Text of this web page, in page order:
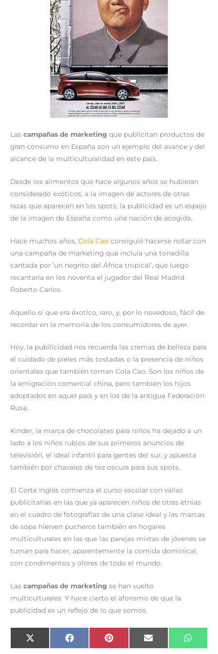
t
Lascampañas de marketing que publicitan productos de
gran consumo en España son un ejemplo del avance y del
alcance de la multiculturalidad en este país.
Desde los alimentos que hace algunos años se hubieran
considerado exóticos, a la imagen de actores de otras
razas que aparecen en los spots; la publicidad es un espejo
de la imagen de España como una nación de acogida.
Hace muchos años,Cola Cao consiguió hacerse notar con
una campaña de marketing que incluía una tonadilla
cantada por ‘un negrito del África tropical’, que luego
recantaría en los noventa el jugador del Real Madrid
Roberto Carlos.
Aquello sí que era éxotico, raro, y, por lo novedoso, fácil de
recordar en la memoria de los consumidores de ayer.
Hoy, la pubilicidad nos recuerda las cremas de belleza para
el cuidado de pieles más tostadas o la presencia de niños
orientales que también toman Cola Cao. Son los niños de
la emigración comercial china, pero también los hijos
adoptados en aquel país y en los de la antigua Federación
Rusa.
Kinder, la marca de chocolates para niños ha dejado a un
lado a los niños rubios de sus primeros anuncios de
televisión, el ideal infantil para gentes del sur, y apuesta
también por chavales de tez oscura para sus spots.
El Corte Inglés comienza el curso escolar con vallas
publicitarias en las que ya aparecen niños de otras etnias
en el cuadro de fotografías de una clase ideal y las marcas
de sopa hierven pucheros también en hogares
multiculturales en las que las parejas mixtas de jóvenes se
turnan para hacer, aparentemente la comida dominical,
con condimentos y olores de todo el mundo.
Lascampañas de marketing se han vuelto
multiculturales. Y hace cierto el aforismo de que la
publicidad es un reflejo de lo que somos.
Compartir
en
X
(
Compartir
en
F
a
Compartir
en
P
i
Compartir
en
E
m
en
W
h